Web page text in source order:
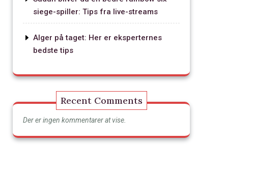
siege-spiller: Tips fra live-streams
Alger på taget: Her er eksperternes
bedste tips
Recent Comments
Der er ingen kommentarer at vise.